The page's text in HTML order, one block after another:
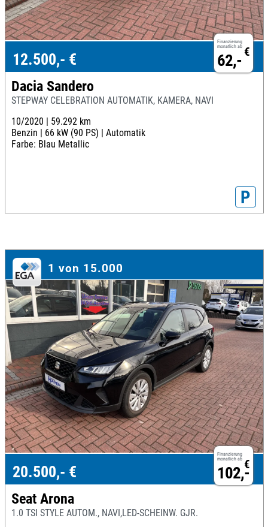
Finanzierung
monatlich ab €
62,-
12.500,- €
Dacia Sandero
STEPWAY CELEBRATION AUTOMATIK, KAMERA, NAVI
10/2020 | 59.292 km
Benzin | 66 kW (90 PS) | Automatik
Farbe: Blau Metallic
P
1 von 15.000
Finanzierung
monatlich ab €
102,-
20.500,- €
Seat Arona
1.0 TSI STYLE AUTOM., NAVI,LED-SCHEINW. GJR.